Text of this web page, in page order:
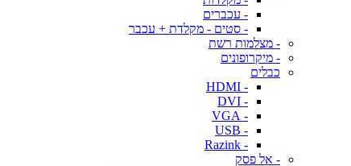
- עכברים
- סטים - מקלדת + עכבר
- מצלמות רשת
- מיקרופונים
כבלים
- HDMI
- DVI
- VGA
- USB
- Razink
- אל פסק